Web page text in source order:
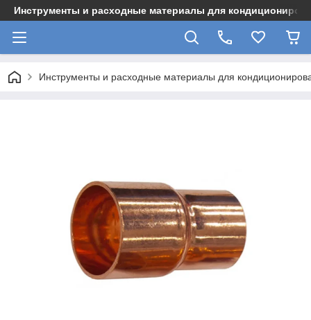
Инструменты и расходные материалы для
Инструменты и расходные материалы для